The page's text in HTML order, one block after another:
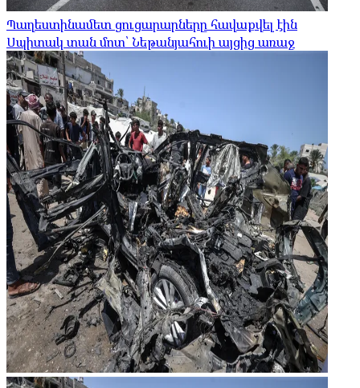
Պաղեստինամետ ցուցարարները հավաքվել էին
Սպիտակ տան մոտ՝ Նեթանյահուի այցից առաջ